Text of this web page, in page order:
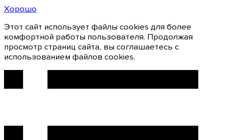
Хорошо
Этот сайт использует файлы cookies для более
комфортной работы пользователя. Продолжая
просмотр страниц сайта, вы соглашаетесь с
использованием файлов cookies.